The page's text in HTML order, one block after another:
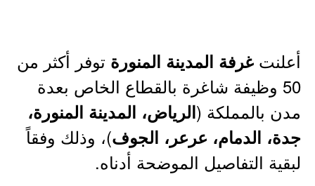
أعلنت غرفة المدينة المنورة توفر أكثر من
50 وظيفة شاغرة بالقطاع الخاص بعدة
مدن بالمملكة (الرياض، المدينة المنورة،
جدة، الدمام، عرعر، الجوف)، وذلك وفقاً
لبقية التفاصيل الموضحة أدناه.